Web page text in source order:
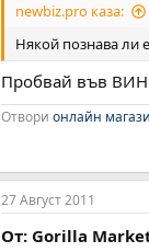
newbiz.pro каза:
Някой познава ли
Пробвай във
Отвори онлайн
27 Август 2011
От: Gorilla